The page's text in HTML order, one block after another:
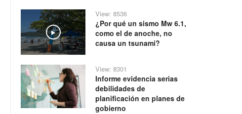
Play
View: 8536
¿Por qué un sismo Mw 6.1,
como el de anoche, no
causa un tsunami?
View: 8301
Informe evidencia serias
debilidades de
planificación en planes de
gobierno